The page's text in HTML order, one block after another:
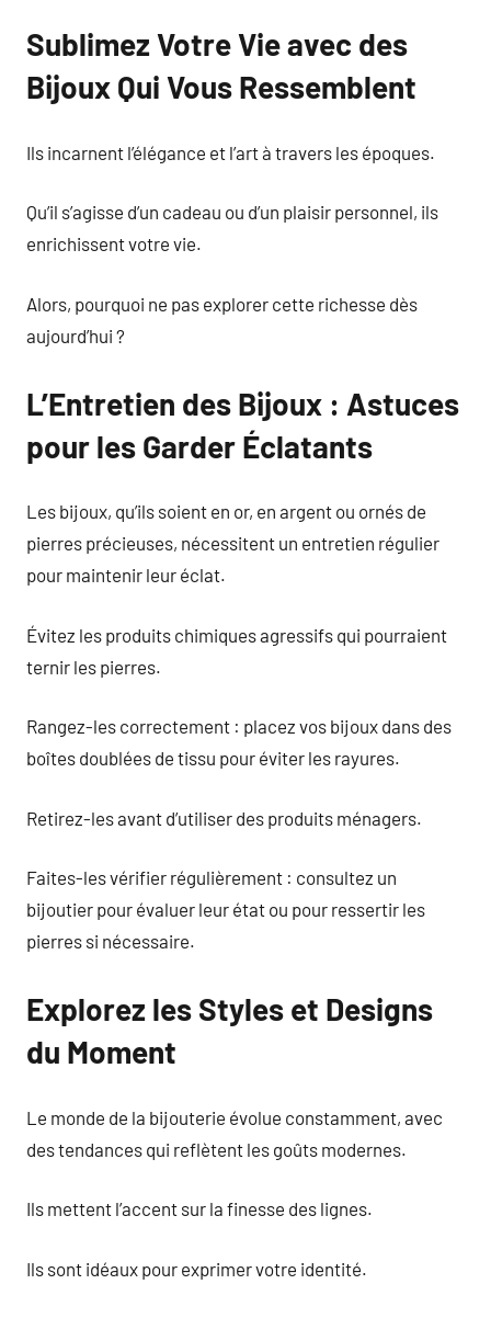
Sublimez Votre Vie avec des
Bijoux Qui Vous Ressemblent
Ils incarnent l’élégance et l’art à travers les époques.
Qu’il s’agisse d’un cadeau ou d’un plaisir personnel, ils
enrichissent votre vie.
Alors, pourquoi ne pas explorer cette richesse dès
aujourd’hui ?
L’Entretien des Bijoux : Astuces
pour les Garder Éclatants
Les bijoux, qu’ils soient en or, en argent ou ornés de
pierres précieuses, nécessitent un entretien régulier
pour maintenir leur éclat.
Évitez les produits chimiques agressifs qui pourraient
ternir les pierres.
Rangez-les correctement : placez vos bijoux dans des
boîtes doublées de tissu pour éviter les rayures.
Retirez-les avant d’utiliser des produits ménagers.
Faites-les vérifier régulièrement : consultez un
bijoutier pour évaluer leur état ou pour ressertir les
pierres si nécessaire.
Explorez les Styles et Designs
du Moment
Le monde de la bijouterie évolue constamment, avec
des tendances qui reflètent les goûts modernes.
Ils mettent l’accent sur la finesse des lignes.
Ils sont idéaux pour exprimer votre identité.